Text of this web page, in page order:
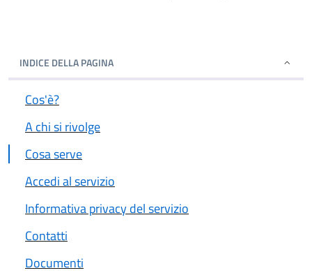
INDICE DELLA PAGINA
Cos'è?
A chi si rivolge
Cosa serve
Accedi al servizio
Informativa privacy del servizio
Contatti
Documenti